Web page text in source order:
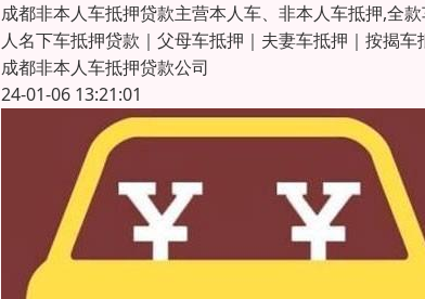
成都非本人车抵押贷款主营本人车、非本人车抵押,全
人名下车抵押贷款｜父母车抵押｜夫妻车抵押｜按揭
成都非本人车抵押贷款公司
24-01-06 13:21:01